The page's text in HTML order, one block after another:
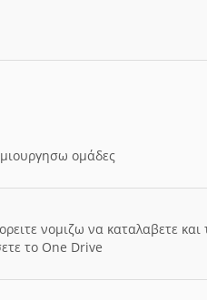
ομάδες
νομιζω να καταλαβετε και
το One Drive